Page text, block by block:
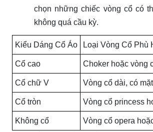
chọn những chiếc vòng cổ có
không quá cầu kỳ.
Kiểu Dáng Cổ Áo Loại Vòng Cổ Phù
Cổ cao Choker hoặc vòng
Cổ chữ V Vòng cổ dài, có
Cổ tròn Vòng cổ princess
Không cổ
Vòng cổ opera